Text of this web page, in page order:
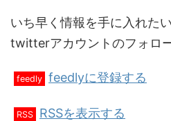
いち早く情報を手に入れた
twitterアカウントのフォロ
feedly feedlyに登録する
RSS RSSを表示する